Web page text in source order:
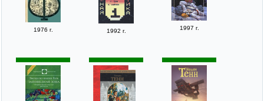
1976 г. 1992 г. 1997 г.